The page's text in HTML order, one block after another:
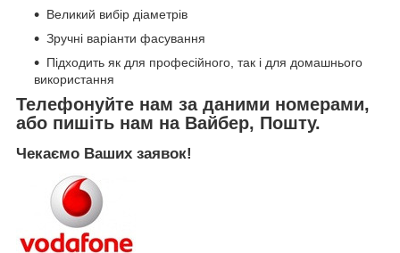
Великий вибір діаметрів
Зручні варіанти фасування
Підходить як для професійного, так і для домашнього
використання
Телефонуйте нам за даними номерами,
або пишіть нам на Вайбер, Пошту.
Чекаємо Ваших заявок!